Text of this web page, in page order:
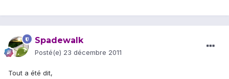
Spadewalk
Posté(e) 23 décembre 2011
Tout a été dit,